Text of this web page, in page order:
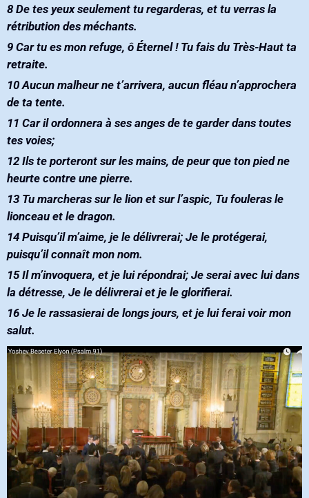
8‭ ‬De tes yeux seulement tu regarderas‭, ‬et tu verras la
rétribution des méchants‭.‬
9‭ ‬Car tu es mon refuge‭, ‬ô Éternel‭ ! ‬Tu fais du Très-Haut ta
retraite‭.‬
10‭ ‬Aucun malheur ne t’arrivera‭, ‬aucun fléau n’approchera
de ta tente‭. ‬
11‭ ‬Car il ordonnera à ses anges de te garder dans toutes
tes voies‭; ‬
12‭ ‬Ils te porteront sur les mains‭, ‬de peur que ton pied ne
heurte contre une pierre‭. ‬
13‭ ‬Tu marcheras sur le lion et sur l’aspic‭, ‬Tu fouleras le
lionceau et le dragon‭.‬
14‭ ‬Puisqu’il m’aime‭, ‬je le délivrerai‭; ‬Je le protégerai‭,
‬puisqu’il connaît mon nom‭. ‬
15‭ ‬Il m’invoquera‭, ‬et je lui répondrai‭; ‬Je serai avec lui dans
la détresse‭, ‬Je le délivrerai et je le glorifierai‭. ‬
16‭ ‬Je le rassasierai de longs jours‭, ‬et je lui ferai voir mon
salut‭.‬